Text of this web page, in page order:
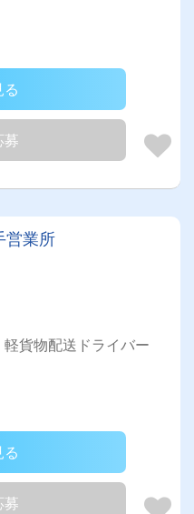
募
営業所
貨物配送ドライバー
募